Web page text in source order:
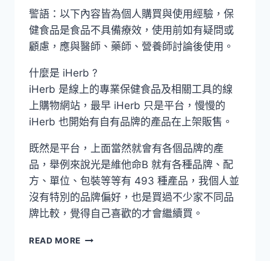
警語：以下內容皆為個人購買與使用經驗，保
健食品是食品不具備療效，使用前如有疑問或
顧慮，應與醫師、藥師、營養師討論後使用。
什麼是 iHerb ?
iHerb 是線上的專業保健食品及相關工具的線
上購物網站，最早 iHerb 只是平台，慢慢的
iHerb 也開始有自有品牌的產品在上架販售。
既然是平台，上面當然就會有各個品牌的產
品，舉例來說光是維他命B 就有各種品牌、配
方、單位、包裝等等有 493 種產品，我個人並
沒有特別的品牌偏好，也是買過不少家不同品
牌比較，覺得自己喜歡的才會繼續買。
READ MORE [我